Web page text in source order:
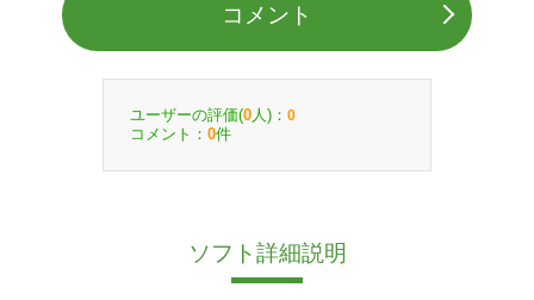
コメント
ユーザーの評価(0 人)： 0
コメント： 0件
ソフト詳細説明